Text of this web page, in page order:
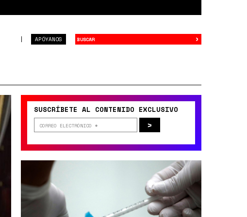
APÓYANOS ›
SUSCRÍBETE AL CONTENIDO EXCLUSIVO
>